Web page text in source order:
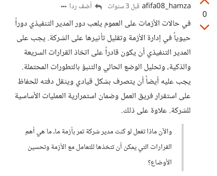
0
afifa08_hamza قبل 3 سنوات أضف ردا
في حالات الأزمات على العموم يلعب دور المدير التنفيذي دوراً
حيوياً في إدارة الأزمة وتقليل تأثيرها على الشركة. يجب على
المدير التنفيذي أن يكون قادراً على اتخاذ القرارات السريعة
والذكية، وتحليل الوضع الحالي والتنبؤ بالتطورات المحتملة.
يجب عليه أيضاً أن يتصرف بشكل قيادي ويثقل دفته للحفاظ
على استقرار فريق العمل وضمان استمرارية العمليات الأساسية
للشركة. علاوة على ذلك.
والآن ماذا تفعل لو كنت مدير شركة تمر بأزمة ما، ما هي أهم
القرارات التي يمكن أن تتخذها للتعامل مع الأزمة وتحسين
الأوضاع؟